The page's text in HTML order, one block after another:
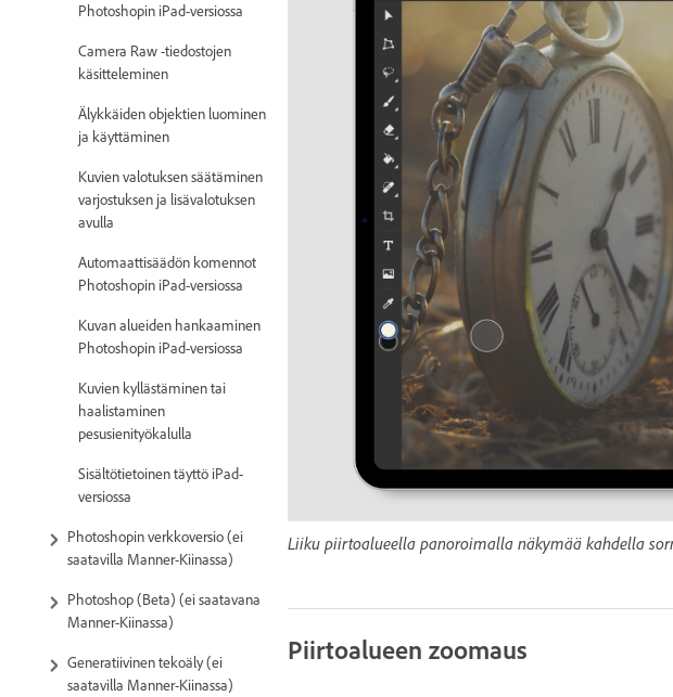
Photoshopin iPad-versiossa
Camera Raw -tiedostojen
käsitteleminen
Älykkäiden objektien luominen
ja käyttäminen
Kuvien valotuksen säätäminen
varjostuksen ja lisävalotuksen
avulla
Automaattisäädön komennot
Photoshopin iPad-versiossa
Kuvan alueiden hankaaminen
Photoshopin iPad-versiossa
Kuvien kyllästäminen tai
haalistaminen
pesusienityökalulla
Sisältötietoinen täyttö iPad-
versiossa
Photoshopin verkkoversio (ei
saatavilla Manner-Kiinassa)
Photoshop (Beta) (ei saatavana
Manner-Kiinassa)
Generatiivinen tekoäly (ei
saatavilla Manner-Kiinassa)
Liiku piirtoalueella panoroimalla näkymää kahdella
Piirtoalueen zoomaus